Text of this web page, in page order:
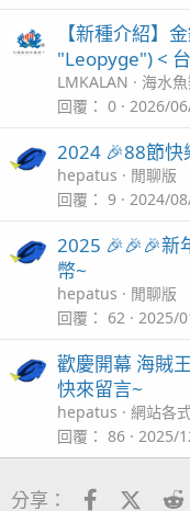
【新種介紹】
"Leopyge") <
LMKALAN
海水
回覆
0 2026/
2024 🎉88節快
hepatus
閒聊版
回覆
9 2024/
2025 🎉🎉🎉新
幣~
hepatus
閒聊版
回覆
62 2025/
歡慶開幕 海賊
快來留言~
hepatus
網站各
回覆
86 2025/
分享： Facebook
X